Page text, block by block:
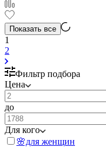
Показать все
1
2
Фильтр подбора
Цена
до
Для кого
🌸для женщин